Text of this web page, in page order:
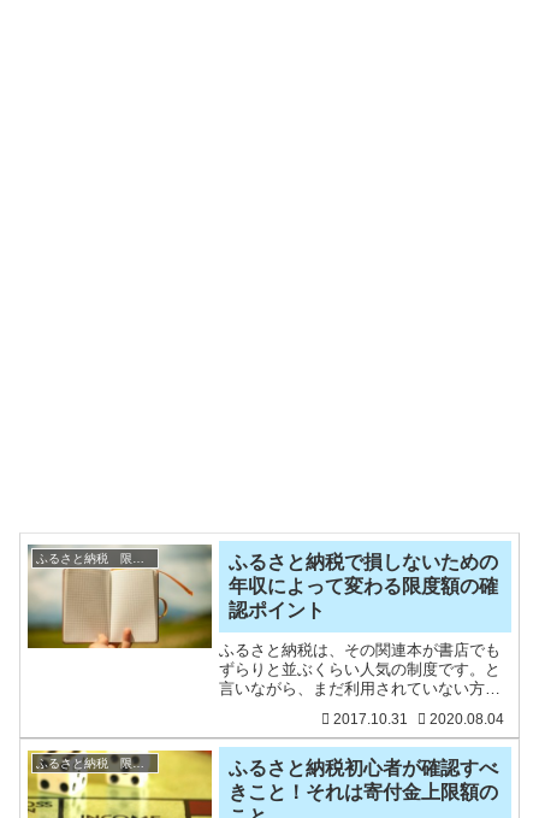
ふるさと納税で損しないための
年収によって変わる限度額の確
認ポイント
ふるさと納税は、その関連本が書店でも
ずらりと並ぶくらい人気の制度です。と
言いながら、まだ利用されていない方も
が家では毎年のようにしています。「ふ
るさと納税をしていない人」の多くは、
『ホントにお得なのか』つ
2017.10.31 2020.08.04
ふるさと納税 限度額
ふるさと納税初心者が確認すべ
きこと！それは寄付金上限額の